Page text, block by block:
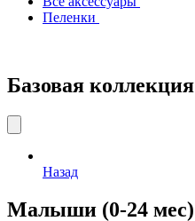
Пеленки
Базовая коллекция
Назад
Малыши (0-24 мес)